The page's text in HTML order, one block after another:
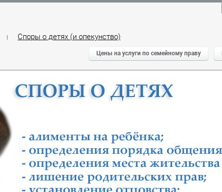
| Споры о детях (и опекунство)
Цены на услуги по семейному праву